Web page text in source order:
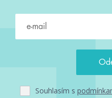
Souhlasím s